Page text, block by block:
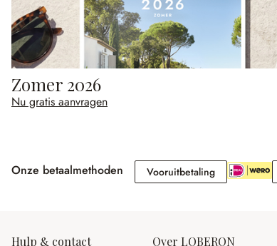
Zomer 2026
Nu gratis aanvragen
Onze betaalmethoden VooruitbetalingVooruitbetaling
Hulp & contact Over LOBERON